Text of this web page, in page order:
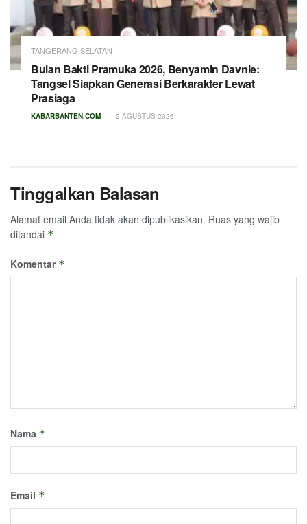
TANGERANG SELATAN
Bulan Bakti Pramuka 2026, Benyamin Davnie:
Tangsel Siapkan Generasi Berkarakter Lewat
Prasiaga
KABARBANTEN.COM 2 AGUSTUS 2026
Tinggalkan Balasan
Alamat email Anda tidak akan dipublikasikan. Ruas yang wajib
ditandai *
Komentar *
Nama *
Email *